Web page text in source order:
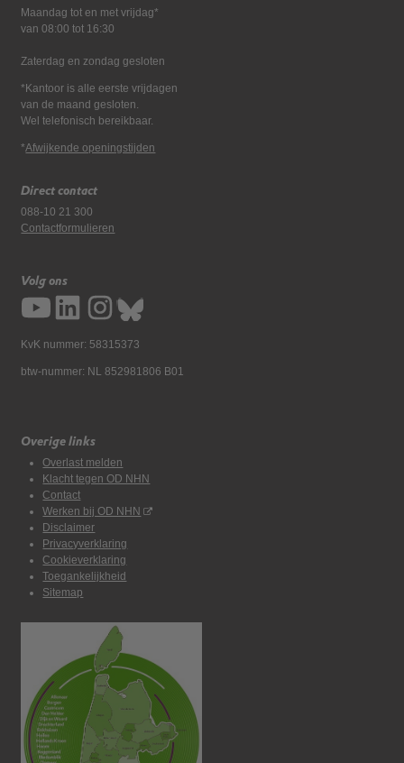
Maandag tot en met vrijdag*
van 08:00 tot 16:30
Zaterdag en zondag gesloten
*Kantoor is alle eerste vrijdagen
van de maand gesloten.
Wel telefonisch bereikbaar.
*Afwijkende openingstijden
Direct contact
088-10 21 300
Contactformulieren
Volg ons
KvK nummer: 58315373
btw-nummer: NL 852981806 B01
Overige links
Overlast melden
Klacht tegen OD NHN
Contact
Werken bij OD NHN
Disclaimer
Privacyverklaring
Cookieverklaring
Toegankelijkheid
Sitemap